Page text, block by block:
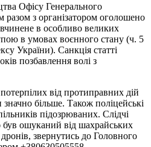
Офісу Генерального
разом з організатором оголошено
в особливо великих
в умовах воєнного стану (ч. 5
України). Санкція статті
позбавлення волі з
від протиправних дій
значно більше. Також поліцейські
підозрюваних. Слідчі
був ошуканий від шахрайських
звернутись до Головного